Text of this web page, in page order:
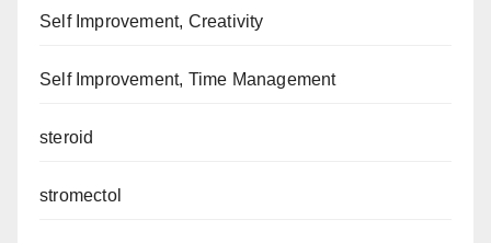
Self Improvement, Creativity
Self Improvement, Time Management
steroid
stromectol